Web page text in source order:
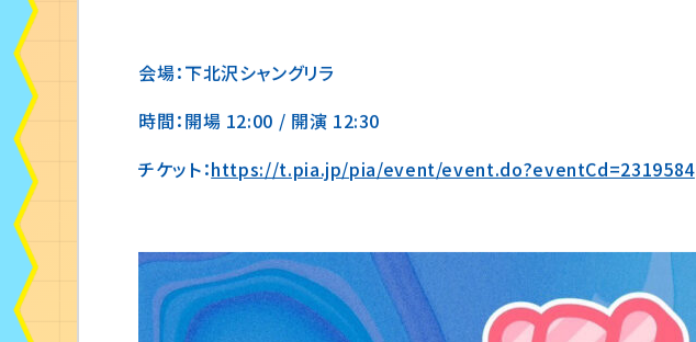
会場：下北沢シャングリラ
時間：開場 12:00 / 開演 12:30
チケット：https://t.pia.jp/pia/event/event.do?eventCd=2319584